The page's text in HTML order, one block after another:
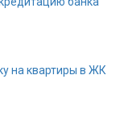
на квартиры в ЖК